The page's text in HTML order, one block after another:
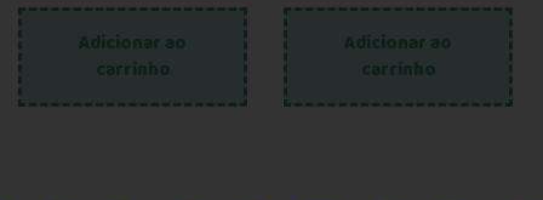
Adicionar ao
carrinho
Adicionar ao
carrinho